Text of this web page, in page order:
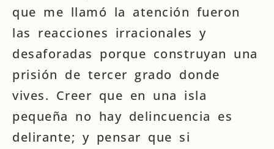
que me llamó la atención fueron
las reacciones irracionales y
desaforadas porque construyan una
prisión de tercer grado donde
vives. Creer que en una isla
pequeña no hay delincuencia es
delirante; y pensar que si